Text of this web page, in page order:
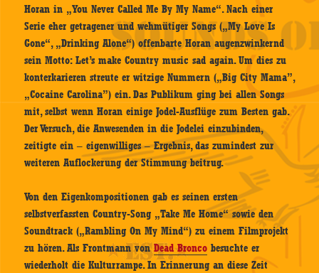
Horan in „You Never Called Me By My Name“. Nach einer
Serie eher getragener und wehmütiger Songs („My Love Is
Gone“, „Drinking Alone“) offenbarte Horan augenzwinkernd
sein Motto: Let’s make Country music sad again. Um dies zu
konterkarieren streute er witzige Nummern („Big City Mama”,
„Cocaine Carolina”) ein. Das Publikum ging bei allen Songs
mit, selbst wenn Horan einige Jodel-Ausflüge zum Besten gab.
Der Versuch, die Anwesenden in die Jodelei einzubinden,
zeitigte ein – eigenwilliges – Ergebnis, das zumindest zur
weiteren Auflockerung der Stimmung beitrug.
Von den Eigenkompositionen gab es seinen ersten
selbstverfassten Country-Song „Take Me Home“ sowie den
Soundtrack („Rambling On My Mind“) zu einem Filmprojekt
zu hören. Als Frontmann vonDead Bronco besuchte er
wiederholt die Kulturrampe. In Erinnerung an diese Zeit